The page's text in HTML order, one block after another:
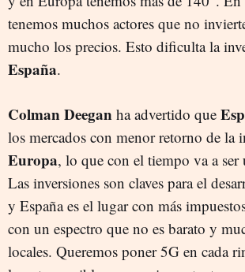
tenemos muchos actores que no
mucho los precios. Esto dificulta la
España.
Colman Deegan ha advertido que
los mercados con menor retorno de la
Europa, lo que con el tiempo va a ser
Las inversiones son claves para el
y España es el lugar con más
con un espectro que no es barato y
locales. Queremos poner 5G en cada